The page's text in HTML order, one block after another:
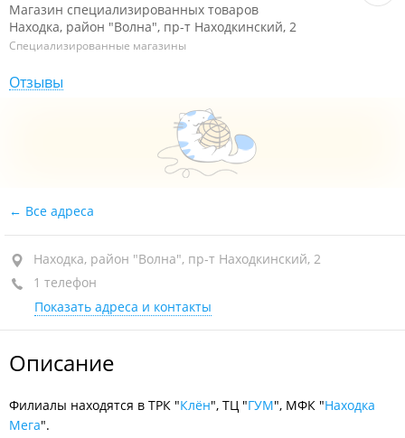
Магазин специализированных товаров
Находка, район "Волна", пр-т Находкинский, 2
Специализированные магазины
Отзывы
Все адреса
Находка, район "Волна", пр-т Находкинский, 2
1 телефон
Показать адреса и контакты
Описание
Филиалы находятся в ТРК "Клён", ТЦ "ГУМ", МФК "Находка
Мега".